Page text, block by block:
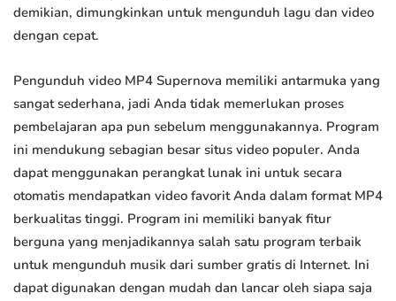
demikian, dimungkinkan untuk mengunduh lagu dan video
dengan cepat.
Pengunduh video MP4 Supernova memiliki antarmuka yang
sangat sederhana, jadi Anda tidak memerlukan proses
pembelajaran apa pun sebelum menggunakannya. Program
ini mendukung sebagian besar situs video populer. Anda
dapat menggunakan perangkat lunak ini untuk secara
otomatis mendapatkan video favorit Anda dalam format MP4
berkualitas tinggi. Program ini memiliki banyak fitur
berguna yang menjadikannya salah satu program terbaik
untuk mengunduh musik dari sumber gratis di Internet. Ini
dapat digunakan dengan mudah dan lancar oleh siapa saja